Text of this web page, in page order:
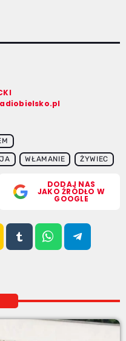
WŁAMANIE ŻYWIEC
DODAJ NAS
JAKO ŹRÓDŁO W
GOOGLE